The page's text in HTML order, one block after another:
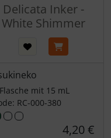
Delicata Inker -
White Shimmer
mit 15 mL
RC-000-380
4,20 €